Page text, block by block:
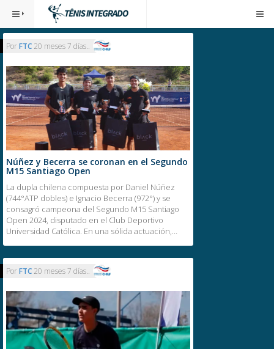
PorFTC 20 meses 7 días..
PorFTC 20 meses 7 días..
Núñez y Becerra se coronan en el Segundo
M15 Santiago Open
La dupla chilena compuesta por Daniel Núñez
(744°ATP dobles) e Ignacio Becerra (972°) y se
consagró campeona del Segundo M15 Santiago
Open 2024, disputado en el Club Deportivo
Universidad Católica. En una sólida actuación,…
Congratulations, you've reached the end of the internet.